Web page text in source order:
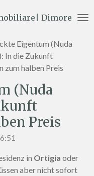
Dimore e
Eigentum (Nuda
In die Zukunft
zum halben Preis
(Nuda
Preis
in Ortigia oder
aber nicht sofort